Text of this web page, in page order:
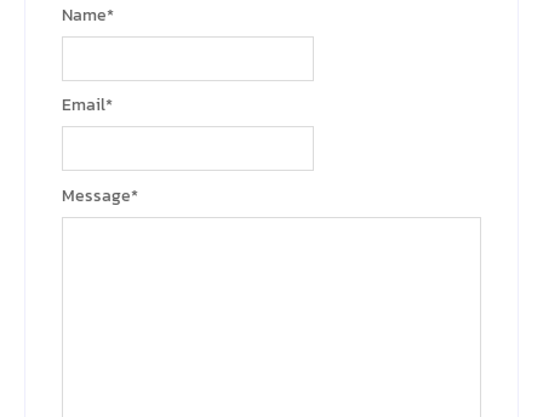
Message*
Name*
Email*